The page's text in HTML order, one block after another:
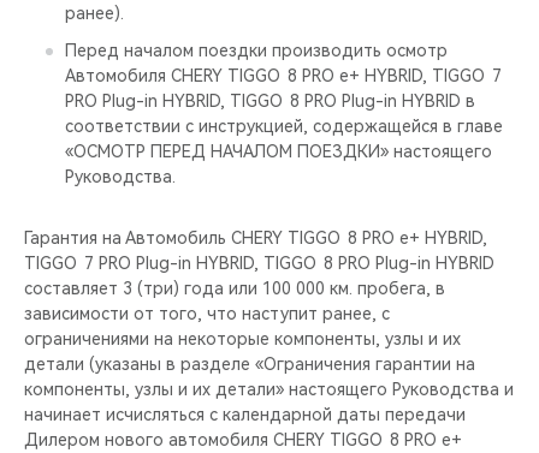
ранее).
Перед началом поездки производить осмотр
Автомобиля CHERY TIGGO 8 PRO е+ HYBRID, TIGGO 7
PRO Plug-in HYBRID, TIGGO 8 PRO Plug-in HYBRID в
соответствии с инструкцией, содержащейся в главе
«ОСМОТР ПЕРЕД НАЧАЛОМ ПОЕЗДКИ» настоящего
Руководства.
Гарантия на Автомобиль CHERY TIGGO 8 PRO е+ HYBRID,
TIGGO 7 PRO Plug-in HYBRID, TIGGO 8 PRO Plug-in HYBRID
составляет 3 (три) года или 100 000 км. пробега, в
зависимости от того, что наступит ранее, с
ограничениями на некоторые компоненты, узлы и их
детали (указаны в разделе «Ограничения гарантии на
компоненты, узлы и их детали» настоящего Руководства и
начинает исчисляться с календарной даты передачи
Дилером нового автомобиля CHERY TIGGO 8 PRO е+